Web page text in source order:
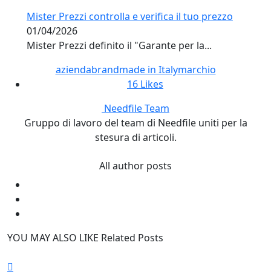
Mister Prezzi controlla e verifica il tuo prezzo
01/04/2026
Mister Prezzi definito il "Garante per la...
aziendabrandmade in Italymarchio
16 Likes
Needfile Team
Gruppo di lavoro del team di Needfile uniti per la
stesura di articoli.
All author posts
YOU MAY ALSO LIKE Related Posts